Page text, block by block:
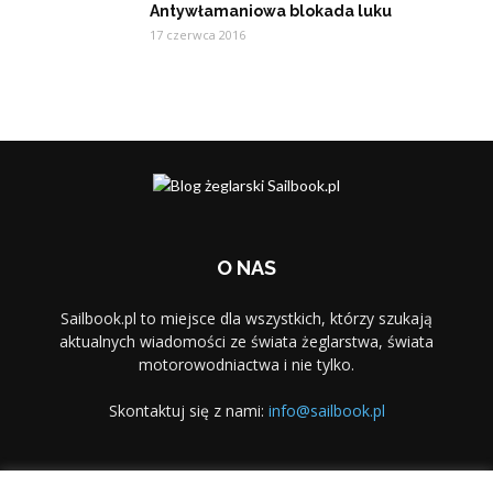
Antywłamaniowa blokada luku
17 czerwca 2016
O NAS
Sailbook.pl to miejsce dla wszystkich, którzy szukają
aktualnych wiadomości ze świata żeglarstwa, świata
motorowodniactwa i nie tylko.
Skontaktuj się z nami: info@sailbook.pl